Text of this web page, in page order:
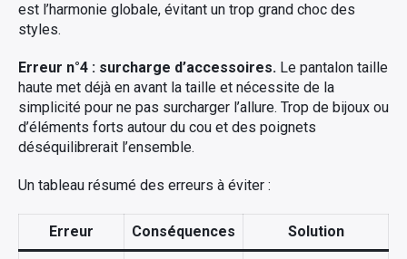
est l’harmonie globale, évitant un trop grand choc des
styles.
Erreur n°4 : surcharge d’accessoires. Le pantalon taille
haute met déjà en avant la taille et nécessite de la
simplicité pour ne pas surcharger l’allure. Trop de bijoux ou
d’éléments forts autour du cou et des poignets
déséquilibrerait l’ensemble.
Un tableau résumé des erreurs à éviter :
Erreur Conséquences Solution